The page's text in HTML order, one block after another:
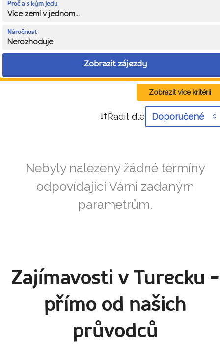
Proč a s kým jedu
Více zemí v jednom...
Náročnost
Nerozhoduje
Zobrazit zájezdy
Zobrazit více kritérií
Řadit dle Doporučené
Nebyly nalezeny žádné termíny
odpovídající Vámi zadaným
parametrům.
Zajímavosti v Turecku -
přímo od našich
průvodců